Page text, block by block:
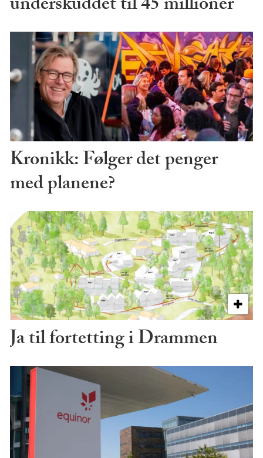
Kronikk: Følger det penger
med planene?
Ja til fortetting i Drammen